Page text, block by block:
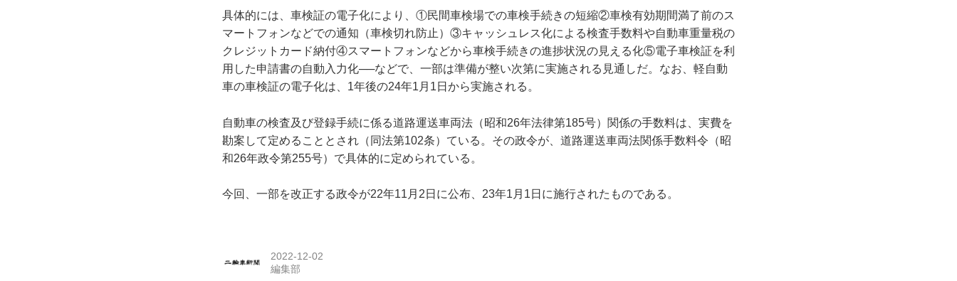
具体的には、車検証の電子化により、①民間車検場での車検手続きの短縮②車検有効期間満了前のス
マートフォンなどでの通知（車検切れ防止）③キャッシュレス化による検査手数料や自動車重量税の
クレジットカード納付④スマートフォンなどから車検手続きの進捗状況の見える化⑤電子車検証を利
用した申請書の自動入力化──などで、一部は準備が整い次第に実施される見通しだ。なお、軽自動
車の車検証の電子化は、1年後の24年1月1日から実施される。
自動車の検査及び登録手続に係る道路運送車両法（昭和26年法律第185号）関係の手数料は、実費を
勘案して定めることとされ（同法第102条）ている。その政令が、道路運送車両法関係手数料令（昭
和26年政令第255号）で具体的に定められている。
今回、一部を改正する政令が22年11月2日に公布、23年1月1日に施行されたものである。
2022-12-02
編集部